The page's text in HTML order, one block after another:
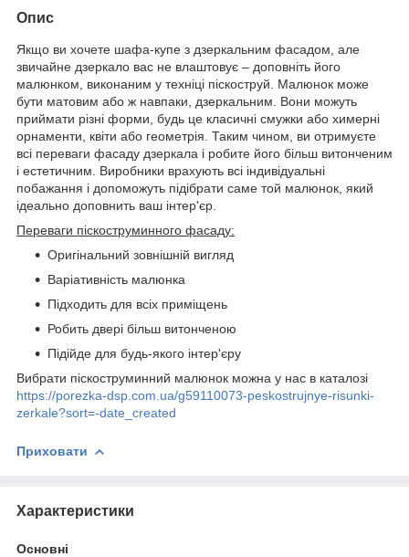
Опис
Якщо ви хочете шафа-купе з дзеркальним фасадом, але
звичайне дзеркало вас не влаштовує – доповніть його
малюнком, виконаним у техніці піскоструй. Малюнок може
бути матовим або ж навпаки, дзеркальним. Вони можуть
приймати різні форми, будь це класичні смужки або химерні
орнаменти, квіти або геометрія. Таким чином, ви отримуєте
всі переваги фасаду дзеркала і робите його більш витонченим
і естетичним. Виробники врахують всі індивідуальні
побажання і допоможуть підібрати саме той малюнок, який
ідеально доповнить ваш інтер'єр.
Переваги піскоструминного фасаду:
Оригінальний зовнішній вигляд
Варіативність малюнка
Підходить для всіх приміщень
Робить двері більш витонченою
Підійде для будь-якого інтер'єру
Вибрати піскоструминний малюнок можна у нас в каталозі
https://porezka-dsp.com.ua/g59110073-peskostrujnye-risunki-
zerkale?sort=-date_created
Приховати
Характеристики
Основні